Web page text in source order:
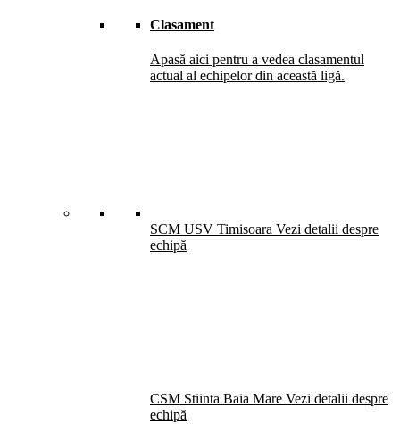
Clasament
Apasă aici pentru a vedea clasamentul
actual al echipelor din această ligă.
SCM USV Timisoara Vezi detalii despre
echipă
CSM Stiinta Baia Mare Vezi detalii despre
echipă